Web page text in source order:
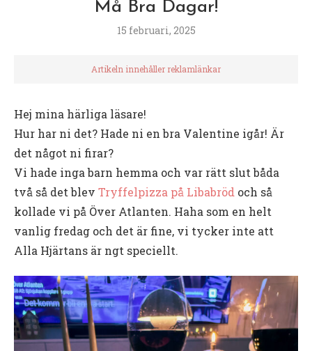
Må Bra Dagar!
15 februari, 2025
Artikeln innehåller reklamlänkar
Hej mina härliga läsare!
Hur har ni det? Hade ni en bra Valentine igår! Är
det något ni firar?
Vi hade inga barn hemma och var rätt slut båda
två så det blev Tryffelpizza på Libabröd och så
kollade vi på Över Atlanten. Haha som en helt
vanlig fredag och det är fine, vi tycker inte att
Alla Hjärtans är ngt speciellt.